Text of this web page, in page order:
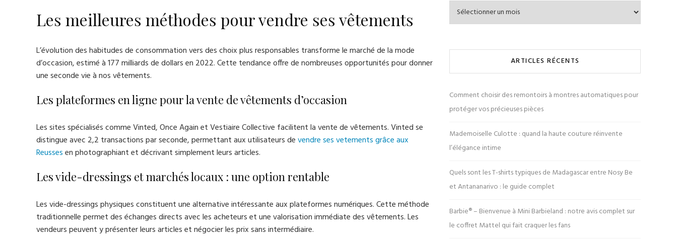
Les meilleures méthodes pour vendre ses vêtements
L’évolution des habitudes de consommation vers des choix plus responsables transforme le marché de la mode
d’occasion, estimé à 177 milliards de dollars en 2022. Cette tendance offre de nombreuses opportunités pour donner
une seconde vie à nos vêtements.
Les plateformes en ligne pour la vente de vêtements d’occasion
Les sites spécialisés comme Vinted, Once Again et Vestiaire Collective facilitent la vente de vêtements. Vinted se
distingue avec 2,2 transactions par seconde, permettant aux utilisateurs devendre ses vetements grâce aux
Reussesen photographiant et décrivant simplement leurs articles.
Les vide-dressings et marchés locaux : une option rentable
Les vide-dressings physiques constituent une alternative intéressante aux plateformes numériques. Cette méthode
traditionnelle permet des échanges directs avec les acheteurs et une valorisation immédiate des vêtements. Les
vendeurs peuvent y présenter leurs articles et négocier les prix sans intermédiaire.
ARTICLES RÉCENTS
Comment choisir des remontoirs à montres automatiques pour
protéger vos précieuses pièces
Mademoiselle Culotte : quand la haute couture réinvente
l’élégance intime
Quels sont les T-shirts typiques de Madagascar entre Nosy Be
et Antananarivo : le guide complet
Barbie® – Bienvenue à Mini Barbieland : notre avis complet sur
le coffret Mattel qui fait craquer les fans